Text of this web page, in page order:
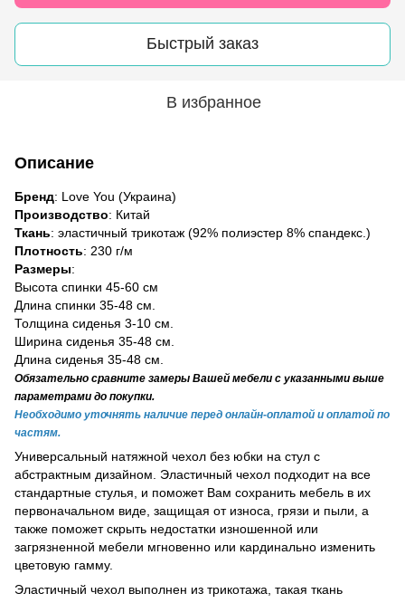
Быстрый заказ
В избранное
Описание
Бренд: Love You (Украина)
Производство: Китай
Ткань: эластичный трикотаж (92% полиэстер 8% спандекс.)
Плотность: 230 г/м
Размеры:
Высота спинки 45-60 см
Длина спинки 35-48 см.
Толщина сиденья 3-10 см.
Ширина сиденья 35-48 см.
Длина сиденья 35-48 см.
Обязательно сравните замеры Вашей мебели с указанными выше
параметрами до покупки.
Необходимо уточнять наличие перед онлайн-оплатой и оплатой по
частям.
Универсальный натяжной чехол без юбки на стул с
абстрактным дизайном. Эластичный чехол подходит на все
стандартные стулья, и поможет Вам сохранить мебель в их
первоначальном виде, защищая от износа, грязи и пыли, а
также поможет скрыть недостатки изношенной или
загрязненной мебели мгновенно или кардинально изменить
цветовую гамму.
Эластичный чехол выполнен из трикотажа, такая ткань